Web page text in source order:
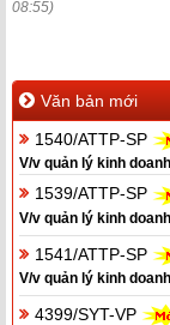
08:55)
Văn bản mới
1540/ATTP-SP
V/v quản lý kinh
1539/ATTP-SP
V/v quản lý kinh
1541/ATTP-SP
V/v quản lý kinh
4399/SYT-VP